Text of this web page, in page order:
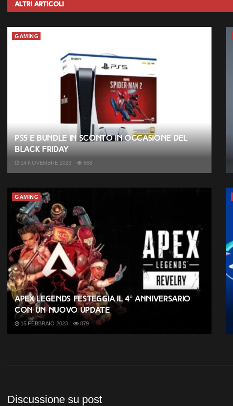
Altri Articoli
GAMING
PS5 e bundle in sconto in occasione del
Black Friday
14 NOVEMBRE 2023 668
GAMING
Apex Legends festeggia il 4° anniversario
con un nuovo update
15 FEBBRAIO 2023 879
Discussione su post